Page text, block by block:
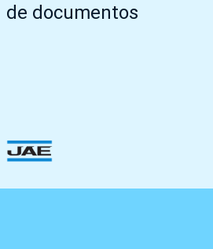
de documentos